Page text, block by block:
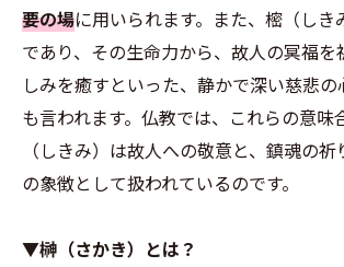
要の場に用いられます。また、樒（しき
であり、その生命力から、故人の冥福を
しみを癒すといった、静かで深い慈悲の
も言われます。仏教では、これらの意味
（しきみ）は故人への敬意と、鎮魂の
の象徴として扱われているのです。
▼榊（さかき）とは？